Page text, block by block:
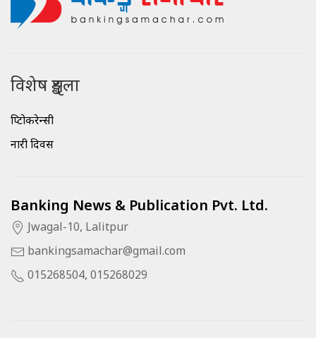
विशेष शृङ्खला
क्रिप्टोकरेन्सी
नारी दिवस
Banking News & Publication Pvt. Ltd.
Jwagal-10, Lalitpur
bankingsamachar@gmail.com
015268504, 015268029